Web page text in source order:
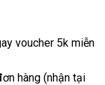
voucher 5k miễn
hàng (nhận tại